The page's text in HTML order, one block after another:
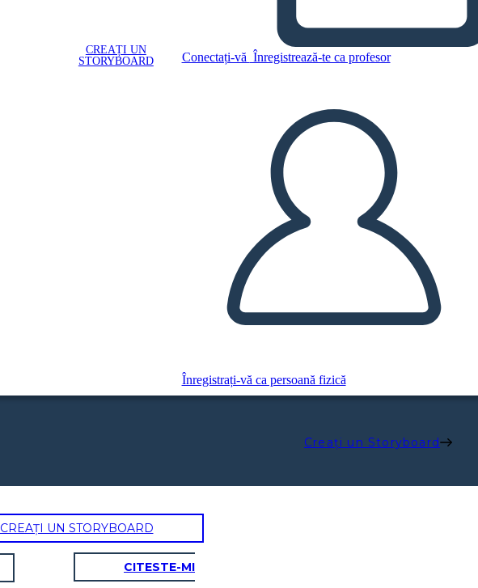
CREAȚI UN
STORYBOARD
Conectați-vă Înregistrează-te ca profesor
Înregistrați-vă ca persoană fizică
Creați un Storyboard
CREAȚI UN STORYBOARD
CITESTE-MI